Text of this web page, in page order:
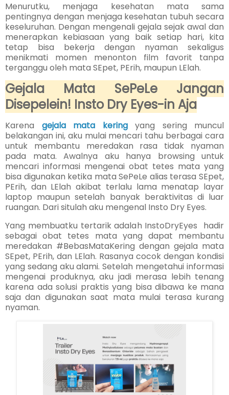
Menurutku, menjaga kesehatan mata sama
pentingnya dengan menjaga kesehatan tubuh secara
keseluruhan. Dengan mengenali gejala sejak awal dan
menerapkan kebiasaan yang baik setiap hari, kita
tetap bisa bekerja dengan nyaman sekaligus
menikmati momen menonton film favorit tanpa
terganggu oleh mata SEpet, PErih, maupun LElah.
Gejala Mata SePeLe Jangan
Disepelein! Insto Dry Eyes-in Aja
Karena gejala mata keringyang sering muncul
belakangan ini, aku mulai mencari tahu berbagai cara
untuk membantu meredakan rasa tidak nyaman
pada mata. Awalnya aku hanya browsing untuk
mencari informasi mengenai obat tetes mata yang
bisa digunakan ketika mata SePeLe alias terasa SEpet,
PErih, dan LElah akibat terlalu lama menatap layar
laptop maupun setelah banyak beraktivitas di luar
ruangan. Dari situlah aku mengenal Insto Dry Eyes.
Yang membuatku tertarik adalah InstoDryEyes hadir
sebagai obat tetes mata yang dapat membantu
meredakan #BebasMataKering dengan gejala mata
SEpet, PErih, dan LElah. Rasanya cocok dengan kondisi
yang sedang aku alami. Setelah mengetahui informasi
mengenai produknya, aku jadi merasa lebih tenang
karena ada solusi praktis yang bisa dibawa ke mana
saja dan digunakan saat mata mulai terasa kurang
nyaman.